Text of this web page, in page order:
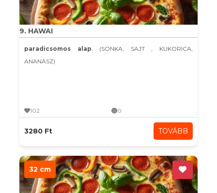
9. HAWAI
paradicsomos alap, (SONKA, SAJT , KUKORICA,
ANANÁSZ)
102 0
3280 Ft TOVÁBB
32 cm